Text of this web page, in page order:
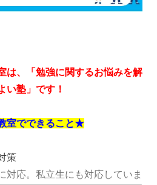
は、「勉強に関するお悩みを解
い塾」です！
室でできること★
策
応。私立生にも対応していま